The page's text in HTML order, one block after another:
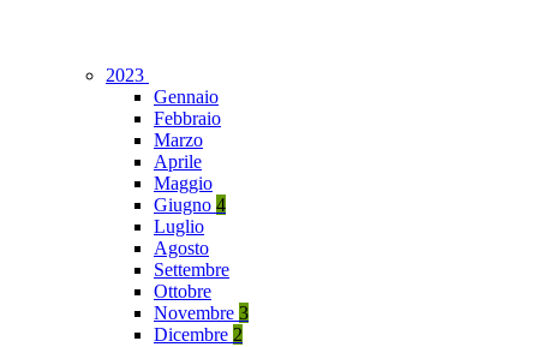
2023
Gennaio
Febbraio
Marzo
Aprile
Maggio
Giugno 4
Luglio
Agosto
Settembre
Ottobre
Novembre 3
Dicembre 2